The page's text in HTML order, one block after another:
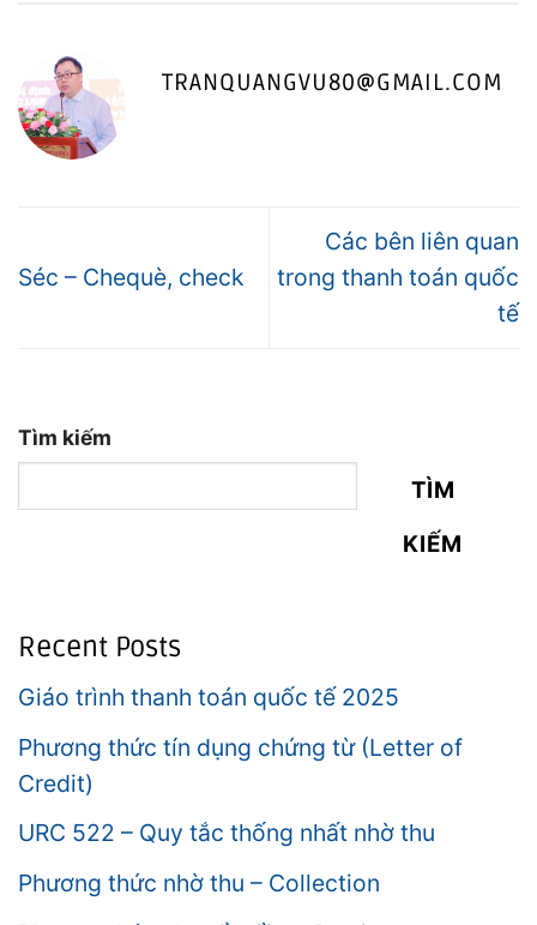
TRANQUANGVU80@GMAIL.COM
Séc – Chequè, check
Các bên liên quan
trong thanh toán quốc
tế
Tìm kiếm
TÌM
KIẾM
Recent Posts
Giáo trình thanh toán quốc tế 2025
Phương thức tín dụng chứng từ (Letter of
Credit)
URC 522 – Quy tắc thống nhất nhờ thu
Phương thức nhờ thu – Collection